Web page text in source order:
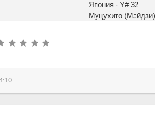
Япония - Y# 32
Муцухито (Мэйдзи)